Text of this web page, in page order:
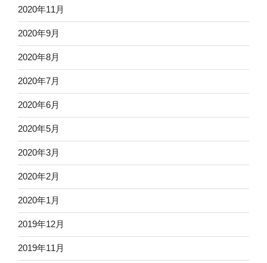
2020年11月
2020年9月
2020年8月
2020年7月
2020年6月
2020年5月
2020年3月
2020年2月
2020年1月
2019年12月
2019年11月